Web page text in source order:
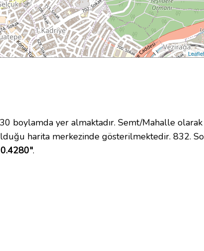
boylamda yer almaktadır. Semt/Mahalle olarak
harita merkezinde gösterilmektedir. 832.
.